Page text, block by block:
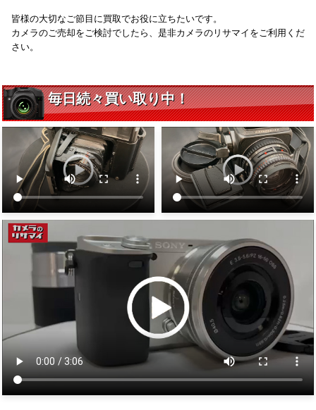
皆様の大切なご節目に買取でお役に立ちたいです。
カメラのご売却をご検討でしたら、是非カメラのリサマイをご利用くだ
さい。